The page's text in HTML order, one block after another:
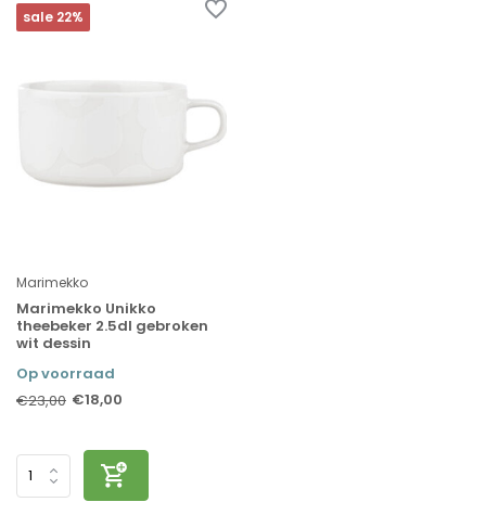
sale 22%
Marimekko
Marimekko Unikko
theebeker 2.5dl gebroken
wit dessin
Op voorraad
€23,00 €18,00